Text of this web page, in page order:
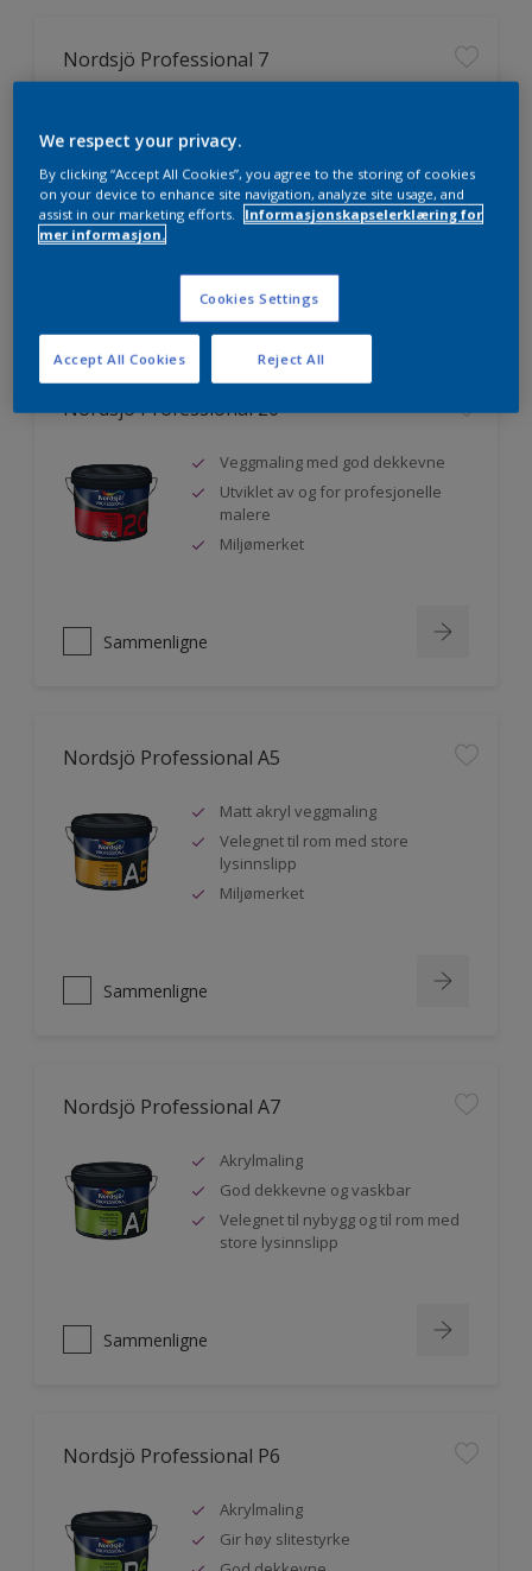
Nordsjö Professional 7
Lett å påføre og fordele
Jevnere og finere finish, også i
mørke farger
Sammenligne
Nordsjö Professional 20
Veggmaling med god dekkevne
Utviklet av og for profesjonelle
malere
Miljømerket
Sammenligne
Nordsjö Professional A5
Matt akryl veggmaling
Velegnet til rom med store
lysinnslipp
Miljømerket
Sammenligne
Nordsjö Professional A7
Akrylmaling
God dekkevne og vaskbar
Velegnet til nybygg og til rom med
store lysinnslipp
Sammenligne
Nordsjö Professional P6
Akrylmaling
Gir høy slitestyrke
We respect your privacy.
By clicking “Accept All Cookies”, you agree to the storing of cookies
on your device to enhance site navigation, analyze site usage, and
assist in our marketing efforts.
Informasjonskapselerklæring for
mer informasjon.
Cookies Settings
Reject All
Accept All Cookies